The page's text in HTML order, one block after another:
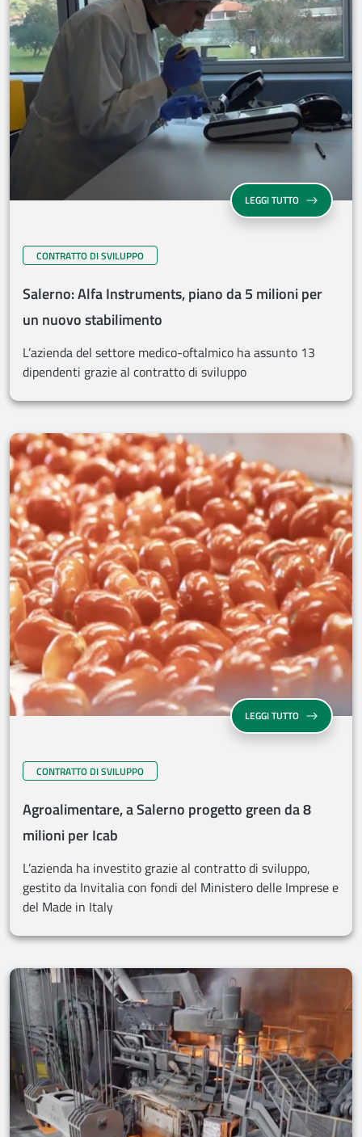
LEGGI TUTTO
CONTRATTO DI SVILUPPO
Salerno: Alfa Instruments, piano da 5 milioni per
un nuovo stabilimento
L’azienda del settore medico-oftalmico ha assunto 13
dipendenti grazie al contratto di sviluppo
LEGGI TUTTO
CONTRATTO DI SVILUPPO
Agroalimentare, a Salerno progetto green da 8
milioni per Icab
L’azienda ha investito grazie al contratto di sviluppo,
gestito da Invitalia con fondi del Ministero delle Imprese e
del Made in Italy